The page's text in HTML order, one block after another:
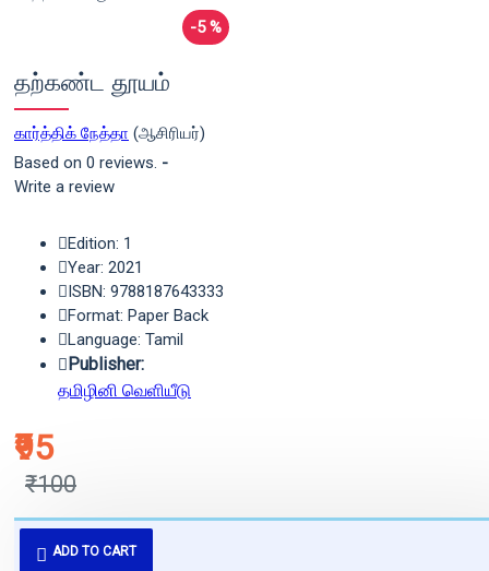
-5 %
தற்கண்ட தூயம்
கார்த்திக் நேத்தா (ஆசிரியர்)
Based on 0 reviews. -
Write a review
₹95
₹100
Edition: 1
Year: 2021
ISBN: 9788187643333
Format: Paper Back
Language: Tamil
Publisher:
தமிழினி வெளியீடு
ADD TO CART
புத்தகம் 3 - 7 நாட்களில் அனுப்பி
வைக்கப்படும்.